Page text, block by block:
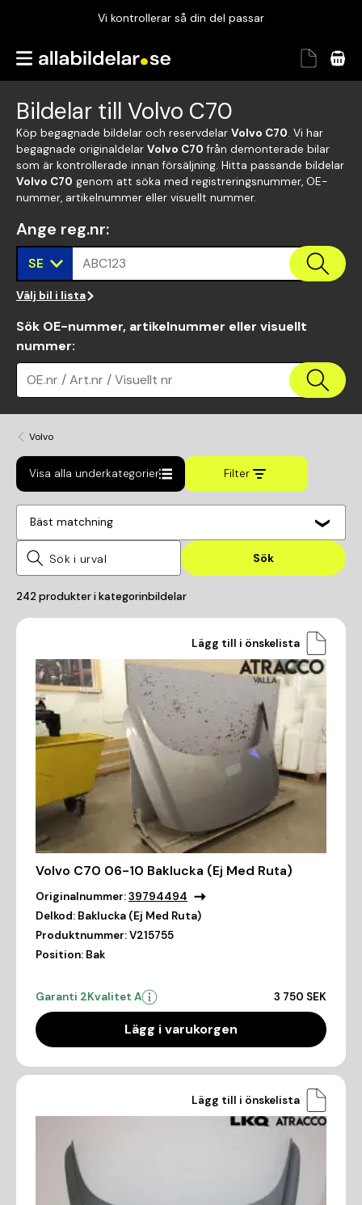
Vi kontrollerar så din del passar
Garanterad passform
Bildelar till Volvo C70
Köp begagnade bildelar och reservdelar Volvo C70. Vi har
begagnade originaldelar Volvo C70 från demonterade bilar
som är kontrollerade innan försäljning. Hitta passande bildelar
Volvo C70 genom att söka med registreringsnummer, OE-
nummer, artikelnummer eller visuellt nummer.
Ange reg.nr:
SE ABC123
Välj bil i lista
Sök OE-nummer, artikelnummer eller visuellt
nummer:
OE.nr / Art.nr / Visuellt nr
Volvo
Visa alla underkategorier Filter
Bäst matchning
Sök
242 produkter i kategorinbildelar
Lägg till i önskelista
Volvo C70 06-10 Baklucka (Ej Med Ruta)
Originalnummer:39794494
Delkod: Baklucka (Ej Med Ruta)
Produktnummer:V215755
Position: Bak
Garanti 2Kvalitet A 3 750 SEK
Lägg i varukorgen
Lägg till i önskelista